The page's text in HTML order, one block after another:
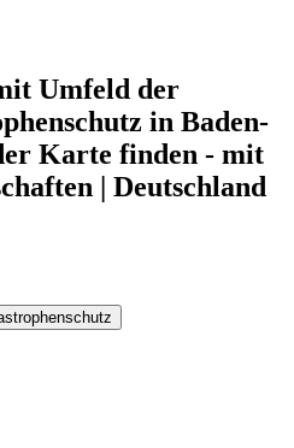
Umfeld der
in Baden-
Karte finden - mit
| Deutschland